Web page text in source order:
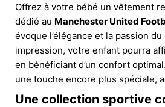
Offrez à votre bébé un vêtement
dédié au Manchester United
évoque l’élégance et la passion
impression, votre enfant pourra
en bénéficiant d’un confort
une touche encore plus spéciale,
Une collection sportive